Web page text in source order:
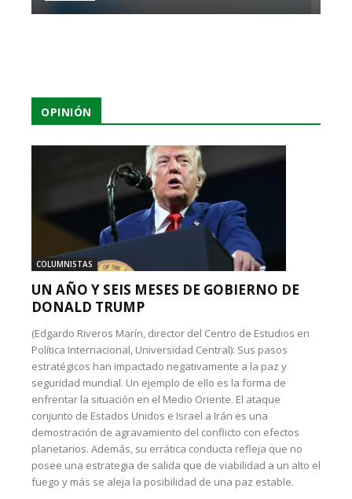
OPINIÓN
COLUMNISTAS
UN AÑO Y SEIS MESES DE GOBIERNO DE
DONALD TRUMP
(Edgardo Riveros Marín, director del Centro de Estudios en
Política Internacional, Universidad Central): Sus pasos
estratégicos han impactado negativamente a la paz y
seguridad mundial. Un ejemplo de ello es la forma de
enfrentar la situación en el Medio Oriente. El ataque
conjunto de Estados Unidos e Israel a Irán es una
demostración de agravamiento del conflicto con efectos
planetarios. Además, su errática conducta refleja que no
posee una estrategia de salida que de viabilidad a un alto el
fuego y más se aleja la posibilidad de una paz estable.